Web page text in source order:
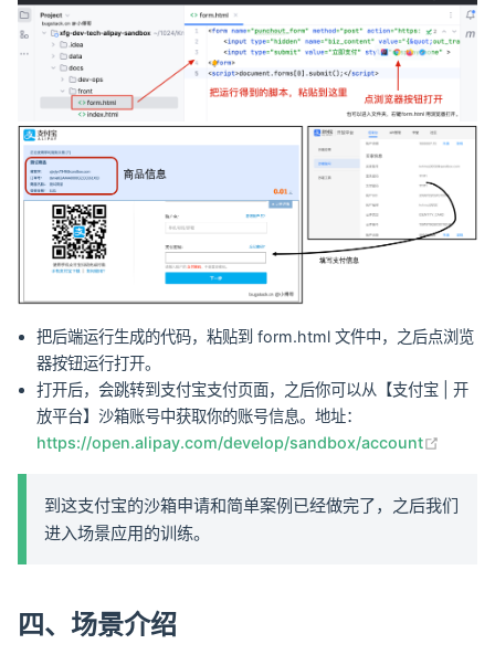
把后端运行生成的代码，粘贴到 form.html 文件中，之后点浏览
器按钮运行打开。
打开后，会跳转到支付宝支付页面，之后你可以从【支付宝 | 开
放平台】沙箱账号中获取你的账号信息。地址：
https://open.alipay.com/develop/sandbox/account
到这支付宝的沙箱申请和简单案例已经做完了，之后我们
进入场景应用的训练。
四、场景介绍